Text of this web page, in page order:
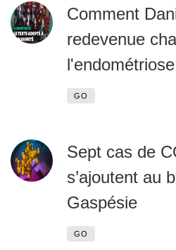
Comment
redevenue
l'endométriose
GO
Sept cas de
s’ajoutent au
Gaspésie
GO